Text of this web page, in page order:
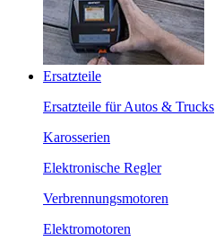
Ersatzteile
Ersatzteile für Autos & Trucks
Karosserien
Elektronische Regler
Verbrennungsmotoren
Elektromotoren